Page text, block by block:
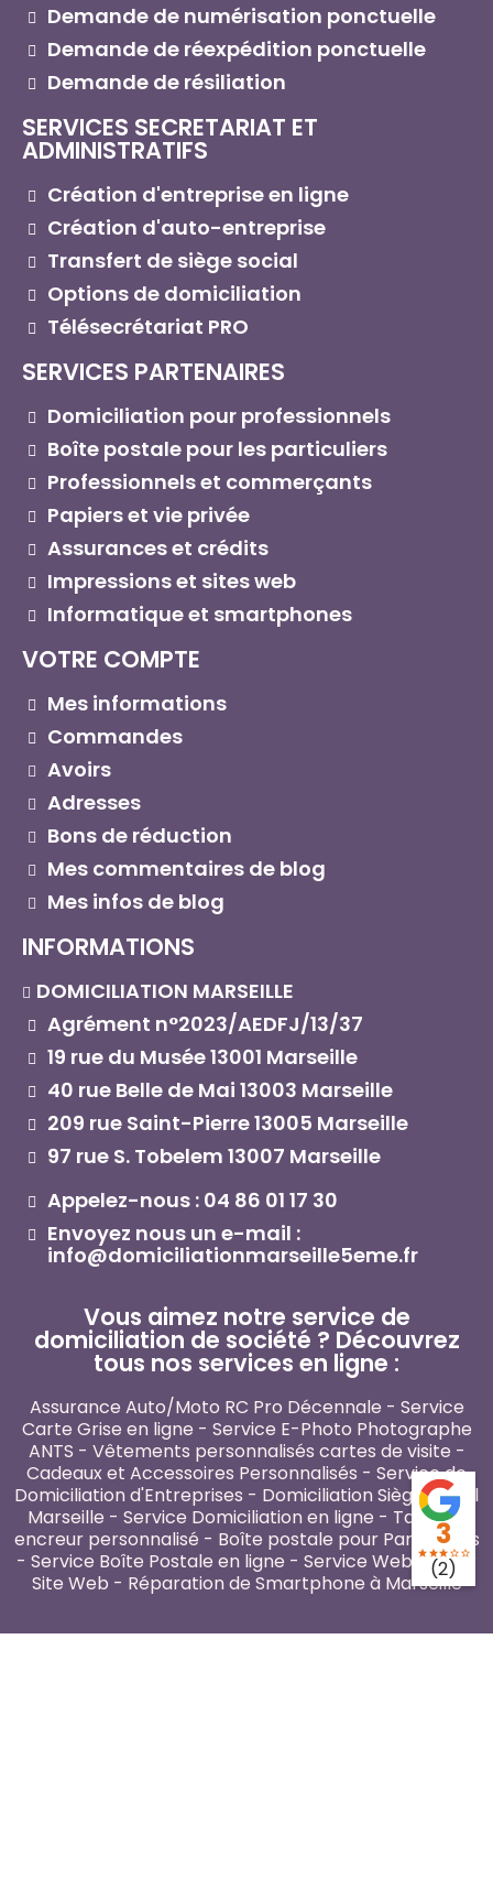
Demande de numérisation ponctuelle
Demande de réexpédition ponctuelle
Demande de résiliation
SERVICES SECRETARIAT ET
ADMINISTRATIFS
Création d'entreprise en ligne
Création d'auto-entreprise
Transfert de siège social
Options de domiciliation
Télésecrétariat PRO
SERVICES PARTENAIRES
Domiciliation pour professionnels
Boîte postale pour les particuliers
Professionnels et commerçants
Papiers et vie privée
Assurances et crédits
Impressions et sites web
Informatique et smartphones
VOTRE COMPTE
Mes informations
Commandes
Avoirs
Adresses
Bons de réduction
Mes commentaires de blog
Mes infos de blog
INFORMATIONS
DOMICILIATION MARSEILLE
Agrément n°2023/AEDFJ/13/37
19 rue du Musée 13001 Marseille
40 rue Belle de Mai 13003 Marseille
209 rue Saint-Pierre 13005 Marseille
97 rue S. Tobelem 13007 Marseille
Appelez-nous : 04 86 01 17 30
Envoyez nous un e-mail :
info@domiciliationmarseille5eme.fr
Vous aimez notre service de
domiciliation de société ? Découvrez
tous nos services en ligne :​
Assurance Auto/Moto RC Pro Décennale - Service
Carte Grise en ligne - Service E-Photo Photographe
ANTS - Vêtements personnalisés cartes de visite -
Cadeaux et Accessoires Personnalisés - Service de
Domiciliation d'Entreprises - Domiciliation Siège Social
Marseille - Service Domiciliation en ligne - Tampon
encreur personnalisé - Boîte postale pour Particuliers
- Service Boîte Postale en ligne - Service Webmaster
Site Web - Réparation de Smartphone à Marseille
3
star starstar star_border star_border
(2)